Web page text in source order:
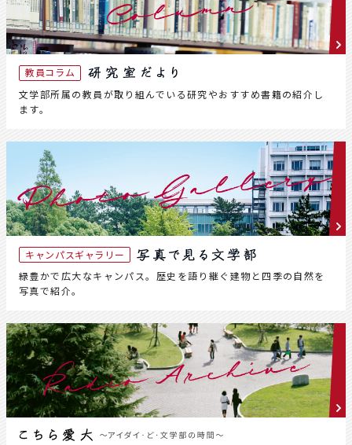
教員コラム
文学部所属の教員が取り組んでいる研究やおすすめ書籍の紹介し
ます。
キャンパスギャラリー
緑豊かで広大なキャンパス。歴史を語り継ぐ建物と四季の自然を
写真で紹介。